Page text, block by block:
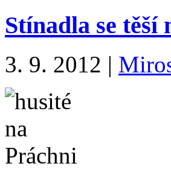
Stínadla se těší
3. 9. 2012 |